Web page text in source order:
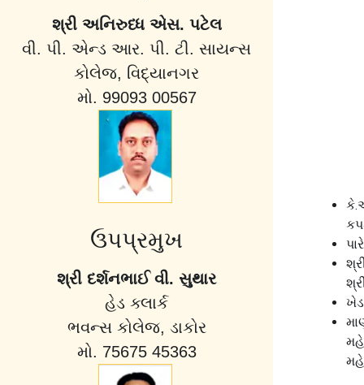
શ્રી અનિરુધ્ધ એસ. પટેલ
વી. પી. એન્ડ આર. પી. ટી. સાયન્સ
કોલેજ, વિદ્યાનગર
મો. 99093 00567
ઉપપ્રમુખ
શ્રી દર્શનભાઈ વી. સુથાર
હેડ ક્લાર્ક
ભવન્સ કોલેજ, ડાકોર
મો. 75675 45363